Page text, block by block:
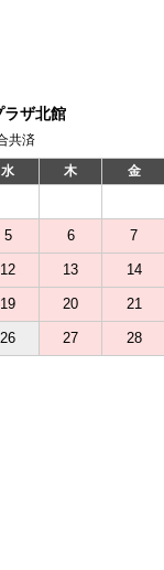
ラザ北館
共済
水 木 金
5 6 7
12 13 14
19 20 21
26 27 28